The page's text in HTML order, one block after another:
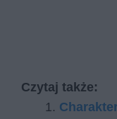
Czytaj także: